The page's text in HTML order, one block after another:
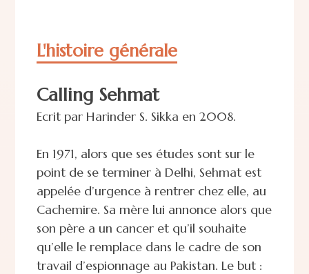
L'histoire générale
Calling Sehmat
Ecrit par Harinder S. Sikka en 2008.
En 1971, alors que ses études sont sur le
point de se terminer à Delhi, Sehmat est
appelée d’urgence à rentrer chez elle, au
Cachemire. Sa mère lui annonce alors que
son père a un cancer et qu’il souhaite
qu’elle le remplace dans le cadre de son
travail d’espionnage au Pakistan. Le but :